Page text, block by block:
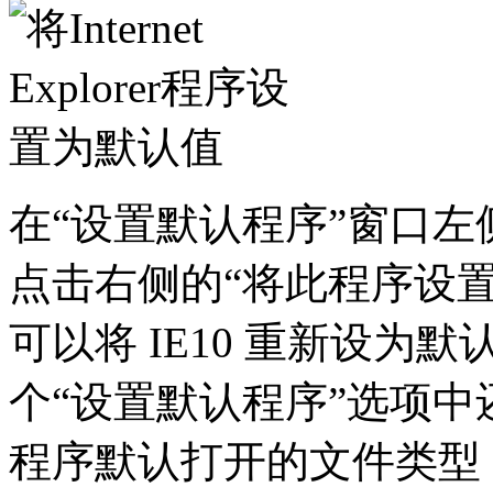
在“设置默认程序”窗口左
点击右侧的“将此程序设
可以将 IE10 重新设为默
个“设置默认程序”选项
程序默认打开的文件类